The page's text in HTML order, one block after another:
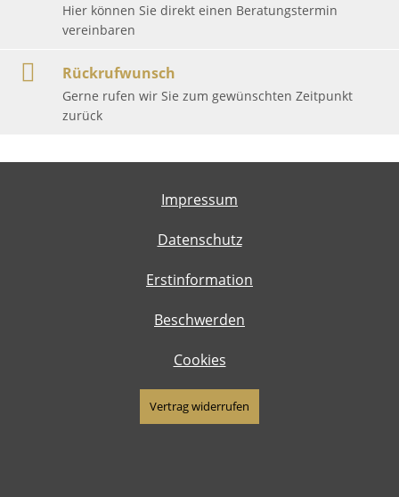
Hier können Sie direkt einen Beratungstermin
vereinbaren
Rückrufwunsch
Gerne rufen wir Sie zum gewünschten Zeitpunkt
zurück
Impressum
Datenschutz
Erstinformation
Beschwerden
Cookies
Vertrag widerrufen